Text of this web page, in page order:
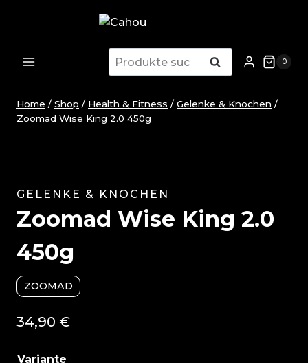
Suche
nach:
Suche 0
Home / Shop / Health & Fitness / Gelenke & Knochen /
Zoomad Wise King 2.0 450g
GELENKE & KNOCHEN
Zoomad Wise King 2.0
450g
ZOOMAD
34,90 €